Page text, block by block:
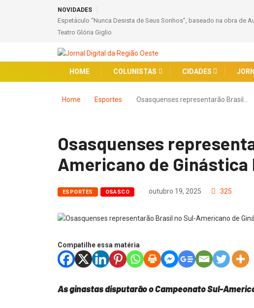
NOVIDADES
Espetáculo “Nunca Desista de Seus Sonhos”, baseado na obra de
Teatro Glória Giglio
HOME COLUNISTAS CIDADES
Home Esportes Osasquenses representarão Brasil…
Osasquenses
Americano de
ESPORTES OSASCO outubro 19, 2025 325
Compatilhe essa matéria
As ginastas disputarão o Campeonato Sul-